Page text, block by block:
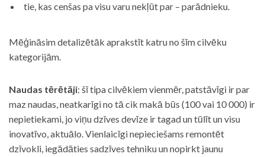
tie, kas cenšas pa visu varu nekļūt par – parādnieku.
Mēģināsim detalizētāk aprakstīt katru no šīm cilvēku
kategorijām.
Naudas tērētāji: šī tipa cilvēkiem vienmēr, patstāvīgi ir par
maz naudas, neatkarīgi no tā cik makā būs (100 vai 10 000) ir
nepietiekami, jo viņu dzīves devīze ir tagad un tūlīt un visu
inovatīvo, aktuālo. Vienlaicīgi nepieciešams remontēt
dzīvokli, iegādāties sadzīves tehniku un nopirkt jaunu